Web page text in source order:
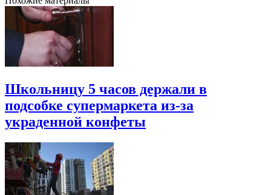
Школьницу 5 часов держали в
подсобке супермаркета из-за
украденной конфеты